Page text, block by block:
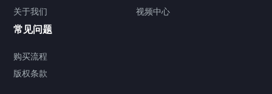
Chiller气体控温系统
关于我们
视频中心
常见问题
购买流程
版权条款